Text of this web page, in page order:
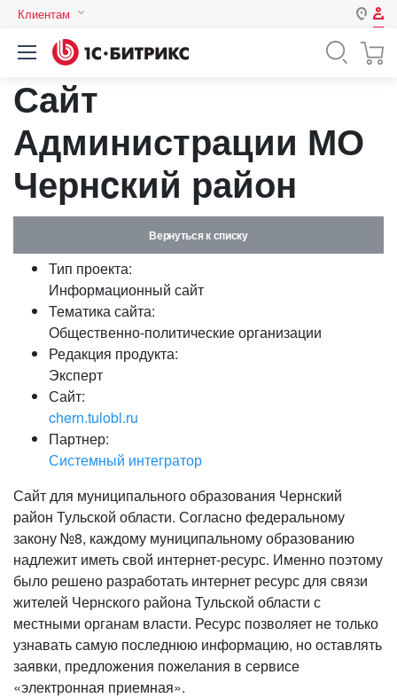
Клиентам
Авторизация
Логин
Пароль
Запомнить меня на этом
Забыли свой пароль?
Сайт
Администрации МО
Чернcкий район
Вернуться к списку
Тип проекта:
Информационный сайт
Тематика сайта:
Общественно-политические организации
Редакция продукта:
Эксперт
Сайт:
chern.tulobl.ru
Партнер:
Системный интегратор
Сайт для муниципального образования Чернский
район Тульской области. Согласно федеральному
закону №8, каждому муниципальному образованию
надлежит иметь свой интернет-ресурс. Именно поэтому
было решено разработать интернет ресурс для связи
жителей Чернского района Тульской области с
местными органам власти. Ресурс позволяет не только
узнавать самую последнюю информацию, но оставлять
заявки, предложения пожелания в сервисе
«электронная приемная».